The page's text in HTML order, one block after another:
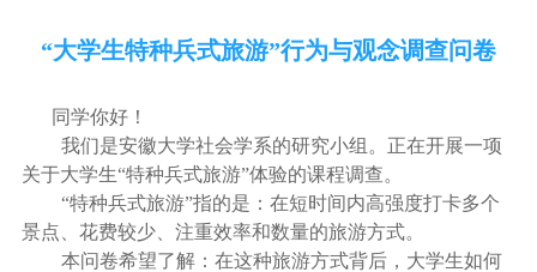
“大学生特种兵式旅游”行为与观念调查问卷
同学你好！
我们是安徽大学社会学系的研究小组。正在开展一项
关于大学生“特种兵式旅游”体验的课程调查。
“特种兵式旅游”指的是：在短时间内高强度打卡多个
景点、花费较少、注重效率和数量的旅游方式。
本问卷希望了解：在这种旅游方式背后，大学生如何